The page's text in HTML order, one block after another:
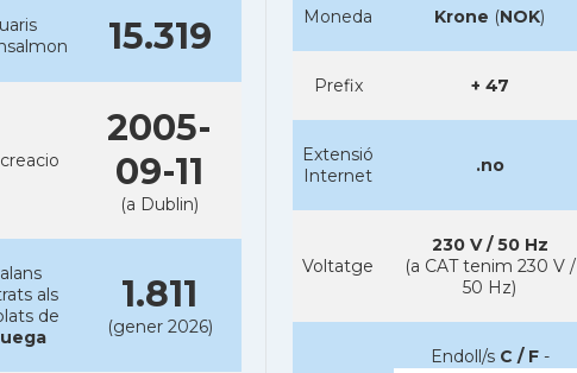
15.319
2005-
09-11
(a Dublin)
als
de
1.811
(gener 2026)
Moneda Krone (NOK)
Prefix + 47
Extensió
Internet
.no
Voltatge
230 V / 50 Hz
(a CAT tenim 230 V /
50 Hz)
Endoll/s C / F-